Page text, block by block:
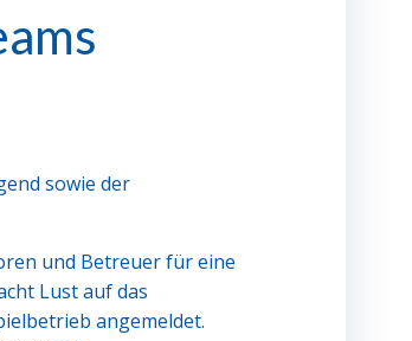
sowie der
und Betreuer für eine
Lust auf das
angemeldet.